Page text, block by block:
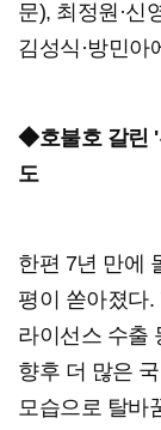
문), 최정원·신
김성식·방민아
◆호불호 갈린 '
도
한편 7년 만에
평이 쏟아졌다.
라이선스 수출
향후 더 많은
모습으로 탈바